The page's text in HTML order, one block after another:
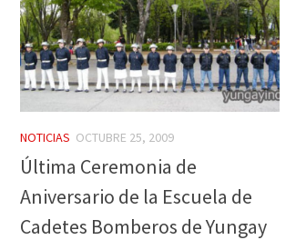
NOTICIAS OCTUBRE 25, 2009
Última Ceremonia de
Aniversario de la Escuela de
Cadetes Bomberos de Yungay